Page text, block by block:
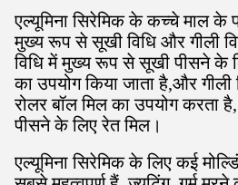
एल्यूमिना सिरेमिक के कच्चे माल के
मुख्य रूप से सूखी विधि और गीली
विधि में मुख्य रूप से सूखी पीसने के
का उपयोग किया जाता है,और
रोलर बॉल मिल का उपयोग करता
पीसने के लिए रेत मिल।
एल्यूमिना सिरेमिक के लिए कई